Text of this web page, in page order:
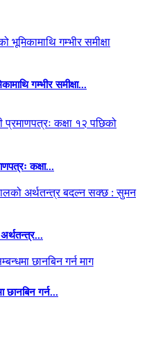
गम्भीर समीक्षा...
कक्षा...
छानबिन गर्न...